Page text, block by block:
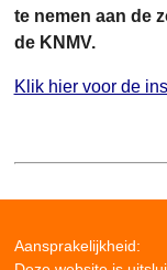
te nemen aan de
de KNMV.
Klik hier voor de
Aansprakelijkheid: